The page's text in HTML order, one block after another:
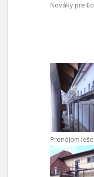
Nováky pre
Prenájom